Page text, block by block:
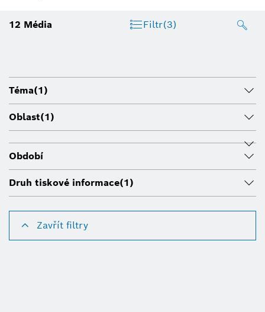
12 Média Filtr(3)
Téma(1)
Oblast(1)
Období
Druh tiskové informace(1)
Zavřít filtry